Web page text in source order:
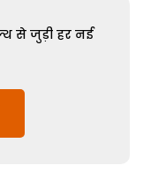
से जुड़ी हर नई